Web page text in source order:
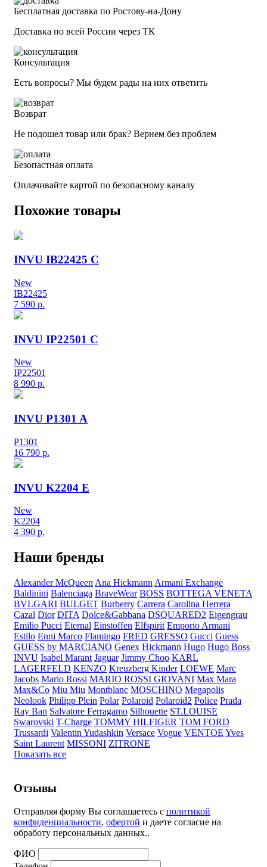
Бесплатная доставка по Ростову-на-Дону
Доставка по всей России через ТК
Консультация
Есть вопросы? Мы будем рады на них ответить
Возврат
Не подошел товар или брак? Вернем без проблем
Безопастная оплата
Оплачивайте картой по безопасному каналу
Похожие товары
INVU IB22425 C
New
IB22425
7 590 р.
INVU IP22501 C
New
IP22501
8 990 р.
INVU P1301 A
P1301
16 790 р.
INVU K2204 E
New
K2204
4 390 р.
Наши бренды
Alexander McQueen Ana Hickmann Armani Exchange
Baldinini Balenciaga BraveWear BOSS BOTTEGA VENETA
BVLGARI BULGET Burberry Carrera Carolina Herrera
Cazal Dior DITA Dolce&Gabbana DSQUARED2 Eigengrau
Emilio Pucci Eternal Einstoffen Elfspirit Emporio Armani
Estilo Enni Marco Flamingo FRED GRESSO Gucci Guess
GUESS by MARCIANO Genex Hickmann Hugo Hugo Boss
INVU Isabel Marant Jaguar Jimmy Choo KARL
LAGERFELD KENZO Kreuzberg Kinder LOEWE Marc
Jacobs Mario Rossi MARIO ROSSI GIOVANI Max Mara
Max&Co Miu Miu Montblanc MOSCHINO Megapolis
Neolook Philipp Plein Polar Polaroid Polaroid2 Police Prada
Ray Ban Salvatore Ferragamo Silhouette ST.LOUISE
Swarovski T-Charge TOMMY HILFIGER TOM FORD
Trussardi Valentin Yudashkin Versace Vogue VENTOE Yves
Saint Laurent MISSONI ZITRONE
Показать все
Отзывы
Отправляя форму Вы соглашаетесь с политикой
конфиденциальности, офертой и даете согласие на
обработу персональных данных..
ФИО